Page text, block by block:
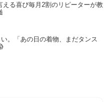
える喜び毎月2割のリピーターが教
。「あの日の着物、まだタンス